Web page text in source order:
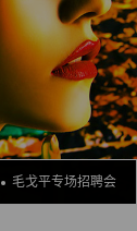
毛戈平专场招聘会